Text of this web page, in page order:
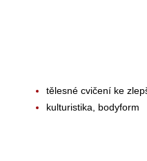
tělesné cvičení ke
kulturistika, bodyform